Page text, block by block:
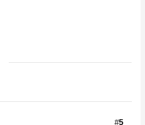
#5